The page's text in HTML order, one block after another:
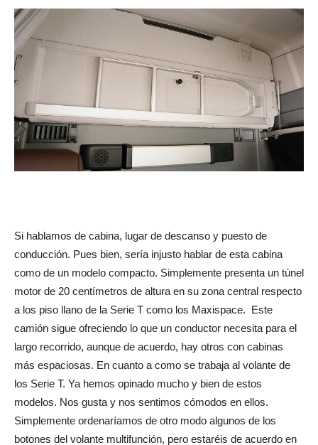
Si hablamos de cabina, lugar de descanso y puesto de
conducción. Pues bien, sería injusto hablar de esta cabina
como de un modelo compacto. Simplemente presenta un túnel
motor de 20 centímetros de altura en su zona central respecto
a los piso llano de la Serie T como los Maxispace. Este
camión sigue ofreciendo lo que un conductor necesita para el
largo recorrido, aunque de acuerdo, hay otros con cabinas
más espaciosas. En cuanto a como se trabaja al volante de
los Serie T. Ya hemos opinado mucho y bien de estos
modelos. Nos gusta y nos sentimos cómodos en ellos.
Simplemente ordenaríamos de otro modo algunos de los
botones del volante multifunción, pero estaréis de acuerdo en